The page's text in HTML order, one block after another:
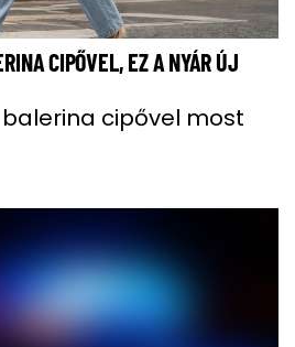
CIPŐVEL, EZ A NYÁR ÚJ
cipővel most